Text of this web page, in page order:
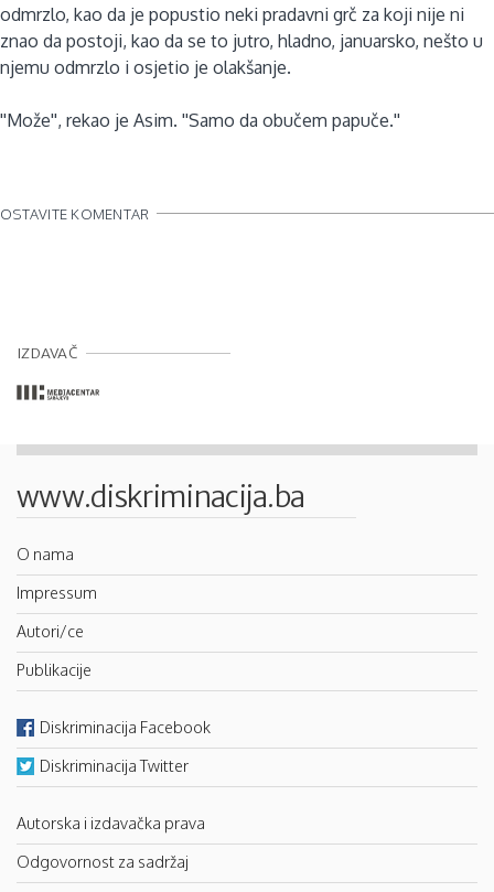
odmrzlo, kao da je popustio neki pradavni grč za koji nije ni
znao da postoji, kao da se to jutro, hladno, januarsko, nešto u
njemu odmrzlo i osjetio je olakšanje.
''Može'', rekao je Asim. ''Samo da obučem papuče.''
OSTAVITE KOMENTAR
IZDAVAČ
www.diskriminacija.ba
O nama
Impressum
Autori/ce
Publikacije
Diskriminacija Facebook
Diskriminacija Twitter
Autorska i izdavačka prava
Odgovornost za sadržaj